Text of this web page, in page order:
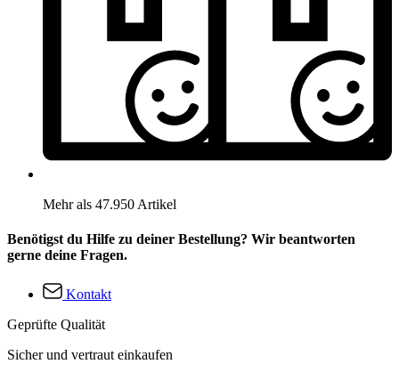
Mehr als 47.950 Artikel
Benötigst du Hilfe zu deiner Bestellung? Wir beantworten
gerne deine Fragen.
Kontakt
Geprüfte Qualität
Sicher und vertraut einkaufen